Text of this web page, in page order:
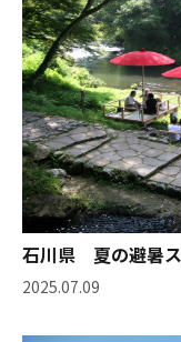
石川県 夏の避暑ス
2025.07.09